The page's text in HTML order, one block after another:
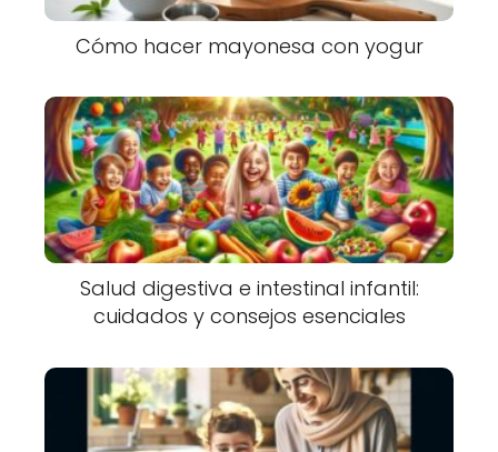
Cómo hacer mayonesa con yogur
Salud digestiva e intestinal infantil:
cuidados y consejos esenciales